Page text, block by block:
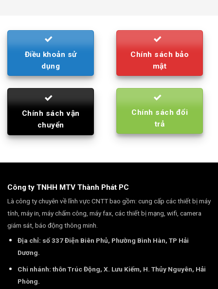
Điều khoản sử
dụng
Chính sách bảo
mật
Chính sách vận
chuyển
Chính sách đổi
trả
Công ty TNHH MTV Thành Phát PC
Là công ty chuyên về lĩnh vực CNTT bao gồm: cung cấp các thiết bị máy
tính, máy in, máy chấm công, máy fax, các thiết bị mạng, wifi, camera
giám sát, báo động thông minh.
Địa chỉ: số 337 Điện Biên Phủ, Phường Bình Hàn, TP Hải
Dương.
Chi nhánh: thôn Trúc Động, X. Lưu Kiếm, H. Thủy Nguyên, Hải
Phòng.